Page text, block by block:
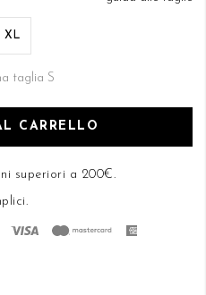
XL
taglia S
CARRELLO
superiori a 200€.
.